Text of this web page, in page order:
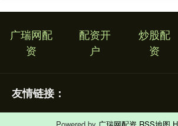
广瑞网配
资
配资开
户
炒股配
资
友情链接：